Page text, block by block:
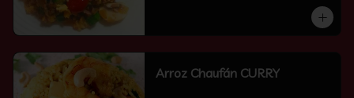
Arroz Chaufán CURRY